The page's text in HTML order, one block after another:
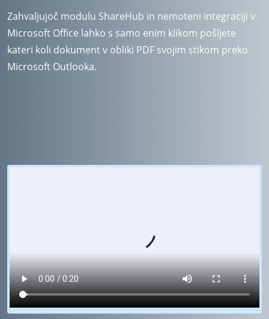
Zahvaljujoč modulu ShareHub in nemoteni integraciji v
Microsoft Office lahko s samo enim klikom pošljete
kateri koli dokument v obliki PDF svojim stikom preko
Microsoft Outlooka.